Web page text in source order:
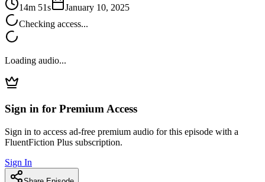
14m 51s
January 10, 2025
Checking access...
Loading audio...
Sign in for Premium Access
Sign in to access ad-free premium audio for this episode with a
FluentFiction Plus subscription.
Sign In